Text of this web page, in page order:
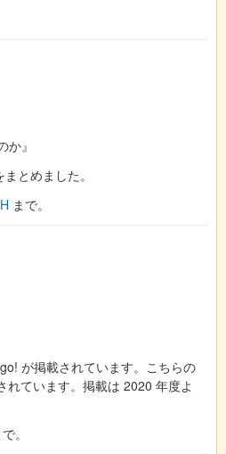
か』
とめました。
まで。
が掲載されています。こちらの
れています。掲載は 2020 年度よ
。